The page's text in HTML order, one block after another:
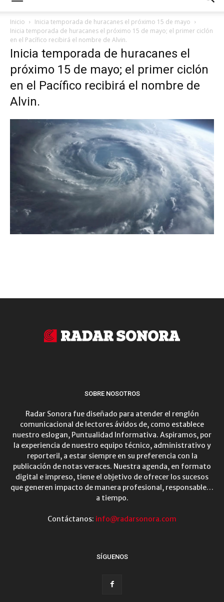
Inicio
Inicia temporada de huracanes el próximo 15 de mayo
Inicia temporada de huracanes el próximo 15 de mayo; el primer ciclón
en el Pacífico recibirá el nombre de Alvin.
Inicia temporada de huracanes el
próximo 15 de mayo; el primer ciclón
en el Pacífico recibirá el nombre de
Alvin.
SOBRE NOSOTROS
Radar Sonora fue diseñado para atender el renglón
comunicacional de lectores ávidos de, como establece
nuestro eslogan, Puntualidad Informativa. Aspiramos, por
la experiencia de nuestro equipo técnico, administrativo y
reporteril, a estar siempre en su preferencia con la
publicación de notas veraces. Nuestra agenda, en formato
digital e impreso, tiene el objetivo de ofrecer los sucesos
que generen impacto de manera profesional, responsable…
a tiempo.
Contáctanos: info@radarsonora.com
SÍGUENOS